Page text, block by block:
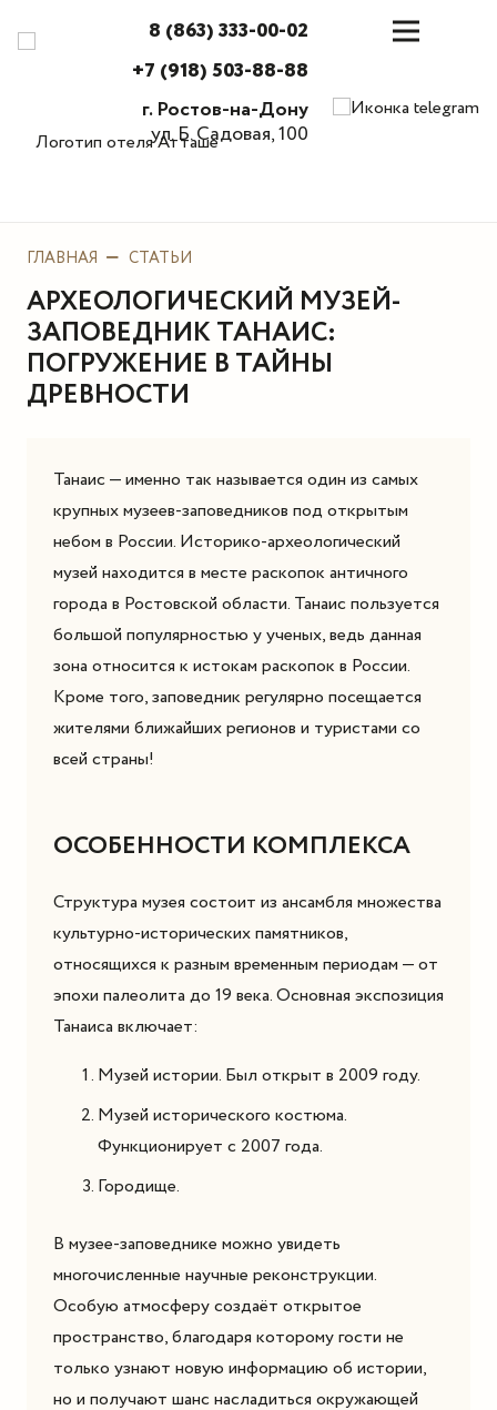
8 (863) 333-00-02
+7 (918) 503-88-88
г. Ростов-на-Дону
ул. Б. Садовая, 100
ГЛАВНАЯ СТАТЬИ
АРХЕОЛОГИЧЕСКИЙ МУЗЕЙ-
ЗАПОВЕДНИК ТАНАИС:
ПОГРУЖЕНИЕ В ТАЙНЫ
ДРЕВНОСТИ
Танаис — именно так называется один из самых
крупных музеев-заповедников под открытым
небом в России. Историко-археологический
музей находится в месте раскопок античного
города в Ростовской области. Танаис пользуется
большой популярностью у ученых, ведь данная
зона относится к истокам раскопок в России.
Кроме того, заповедник регулярно посещается
жителями ближайших регионов и туристами со
всей страны!
ОСОБЕННОСТИ КОМПЛЕКСА
Структура музея состоит из ансамбля множества
культурно-исторических памятников,
относящихся к разным временным периодам — от
эпохи палеолита до 19 века. Основная экспозиция
Танаиса включает:
Музей истории. Был открыт в 2009 году.
Музей исторического костюма.
Функционирует с 2007 года.
Городище.
В музее-заповеднике можно увидеть
многочисленные научные реконструкции.
Особую атмосферу создаёт открытое
пространство, благодаря которому гости не
только узнают новую информацию об истории,
но и получают шанс насладиться окружающей